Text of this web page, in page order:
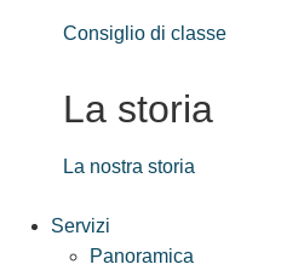
Consiglio di classe
La storia
La nostra storia
Servizi
Panoramica